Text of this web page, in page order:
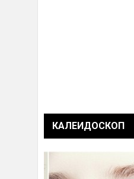
КАЛЕИДОСКОП